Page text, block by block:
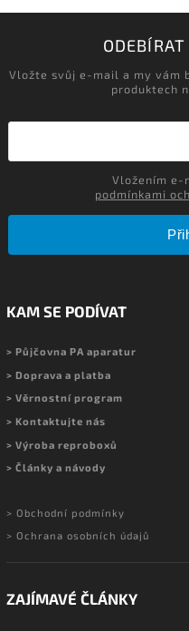
Vložte svůj e-mail a my vám
produktech
podmínkami
KAM SE PODÍVAT
> Půjčovna PA aparatur
> Doprava a platba
> Věrnostní program
> Kontaktujte nás
> Výroba reproboxů
> Články a návody
> Obchodní podmínky
> Ochrana osobních údajů
ZAJÍMAVÉ ČLÁNKY